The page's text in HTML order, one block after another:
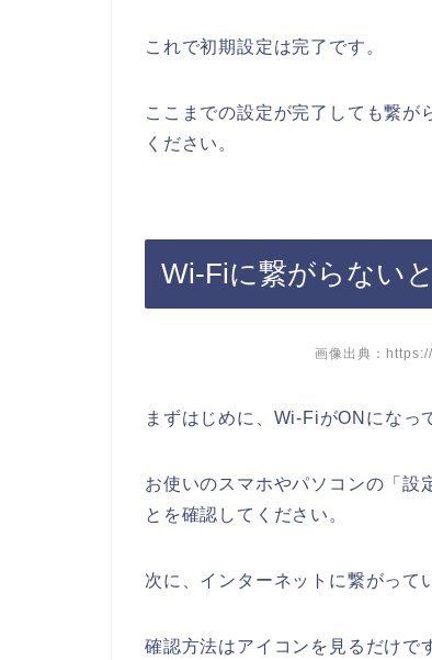
これで初期設定は完了です。
ここまでの設定が完了しても繋が
ください。
Wi-Fiに繋がらない
画像出典：
まずはじめに、Wi-FiがONになっ
お使いのスマホやパソコンの「
とを確認してください。
次に、インターネットに繋がって
確認方法はアイコンを見るだけで